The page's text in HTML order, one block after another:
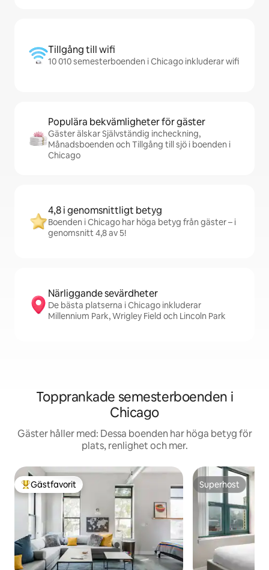
Tillgång till wifi
10 010 semesterboenden i Chicago inkluderar wifi
Populära bekvämligheter för gäster
Gäster älskar Självständig incheckning,
Månadsboenden och Tillgång till sjö i boenden i
Chicago
4,8 i genomsnittligt betyg
Boenden i Chicago har höga betyg från gäster – i
genomsnitt 4,8 av 5!
Närliggande sevärdheter
De bästa platserna i Chicago inkluderar
Millennium Park, Wrigley Field och Lincoln Park
Topprankade semesterboenden i
Chicago
Gäster håller med: Dessa boenden har höga betyg för
plats, renlighet och mer.
Populär gästfavorit
Gästfavorit Superhost
Superhost